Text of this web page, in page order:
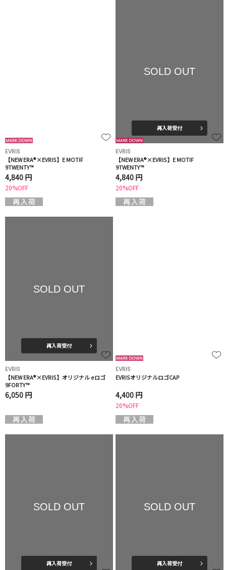
EVRIS
【NEW ERA®×EVRIS】E MOTIF
9TWENTY™
4,840 円
20%OFF
SOLD OUT
再入荷受付
EVRIS
【NEW ERA®×EVRIS】E MOTIF
9TWENTY™
4,840 円
20%OFF
SOLD OUT
再入荷受付
EVRIS
【NEW ERA®×EVRIS】オリジナル eロゴ
9FORTY™
6,050 円
EVRIS
EVRISオリジナルロゴCAP
4,400 円
20%OFF
SOLD OUT
再入荷受付
SOLD OUT
再入荷受付